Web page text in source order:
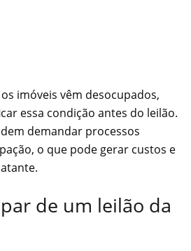
imóveis vêm desocupados,
essa condição antes do leilão.
demandar processos
o que pode gerar custos e
de um leilão da